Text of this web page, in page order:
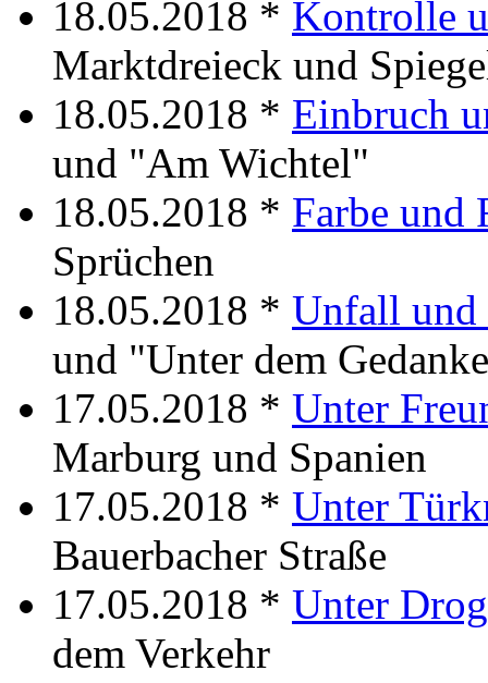
18.05.2018 * Kontrolle
Marktdreieck und
18.05.2018 * Einbruch
und "Am Wichtel"
18.05.2018 * Farbe und
Sprüchen
18.05.2018 * Unfall und
und "Unter dem
17.05.2018 * Unter
Marburg und Spanien
17.05.2018 * Unter
Bauerbacher Straße
17.05.2018 * Unter
dem Verkehr